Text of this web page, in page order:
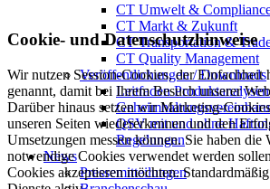
CT Umwelt &
CT Markt & Zukunft
CT Transportation &
CT Quality Management
Veröffentlichungen / Downloads
Leitfaden
QSV mit und ohne
Regelungen
News
Pressemitteilungen
Cookie- und Datenschutzhinweise
Wir nutzen Session-Cookies, der Einfachheit
genannt, damit bei Ihrem Besuch unserer
Darüber hinaus setzen wir Marketing-
unseren Seiten wiedererkennen und den
Umsetzungen messen können. Sie haben die
notwendige Cookies verwendet werden
Cookies akzeptieren möchten.